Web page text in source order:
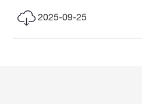
2025-09-25